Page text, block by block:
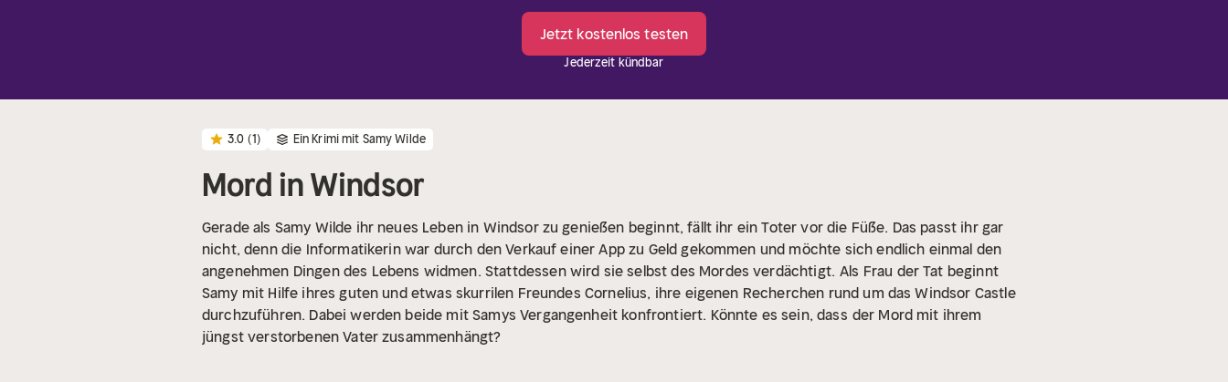
Jetzt kostenlos testen
Jederzeit kündbar
3.0 (1) Ein Krimi mit Samy Wilde
Mord in Windsor
Gerade als Samy Wilde ihr neues Leben in Windsor zu genießen beginnt, fällt ihr ein Toter vor die Füße. Das passt ihr gar
nicht, denn die Informatikerin war durch den Verkauf einer App zu Geld gekommen und möchte sich endlich einmal den
angenehmen Dingen des Lebens widmen. Stattdessen wird sie selbst des Mordes verdächtigt. Als Frau der Tat beginnt
Samy mit Hilfe ihres guten und etwas skurrilen Freundes Cornelius, ihre eigenen Recherchen rund um das Windsor Castle
durchzuführen. Dabei werden beide mit Samys Vergangenheit konfrontiert. Könnte es sein, dass der Mord mit ihrem
jüngst verstorbenen Vater zusammenhängt?